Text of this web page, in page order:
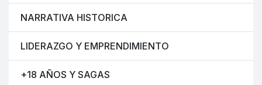
NARRATIVA HISTORICA
LIDERAZGO Y EMPRENDIMIENTO
+18 AÑOS Y SAGAS